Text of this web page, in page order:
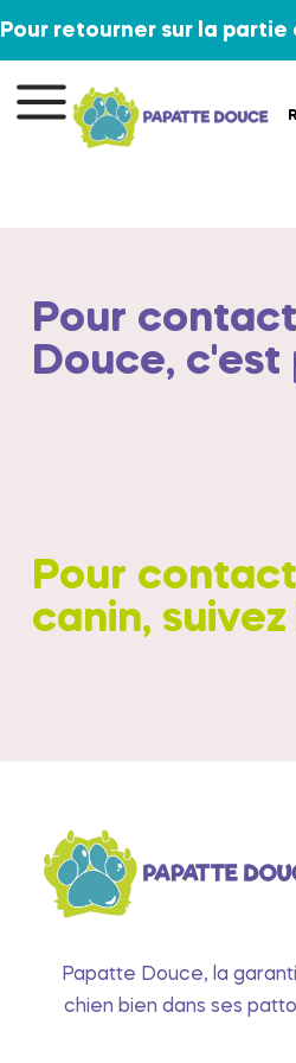
Pour retourner sur la
Pour
Douce, c'est
Pour
canin, suivez
Papatte Douce, la
chien bien dans ses